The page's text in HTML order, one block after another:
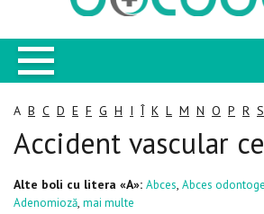
A B C D E F G H I Î K L M N O P R S
Accident vascular
Alte boli cu litera «A»: Abces, Abces
Adenomioză, mai multe